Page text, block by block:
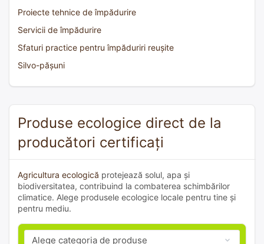
Proiecte tehnice de împădurire
Servicii de împădurire
Sfaturi practice pentru împăduriri reușite
Silvo-pășuni
Produse ecologice direct de la
producători certificați
Agricultura ecologică protejează solul, apa și
biodiversitatea, contribuind la combaterea schimbărilor
climatice. Alege produsele ecologice locale pentru tine și
pentru mediu.